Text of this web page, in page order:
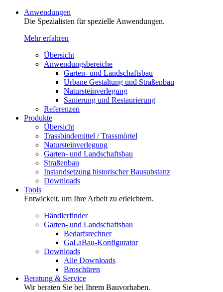
Anwendungen
Die Spezialisten für spezielle Anwendungen.
Mehr erfahren
Übersicht
Anwendungsbereiche
Garten- und Landschaftsbau
Urbane Gestaltung und Straßenbau
Natursteinverlegung
Sanierung und Restaurierung
Referenzen
Produkte
Übersicht
Trassbindemittel / Trassmörtel
Natursteinverlegung
Garten- und Landschaftsbau
Straßenbau
Instandsetzung historischer Bausubstanz
Downloads
Tools
Entwickelt, um Ihre Arbeit zu erleichtern.
Händlerfinder
Garten- und Landschaftsbau
Bedarfsrechner
GaLaBau-Konfigurator
Downloads
Alle Downloads
Broschüren
Beratung & Service
Wir beraten Sie bei Ihrem Bauvorhaben.